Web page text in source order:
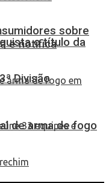
o título da
Divisão
sobre
e notifica
de arma de fogo